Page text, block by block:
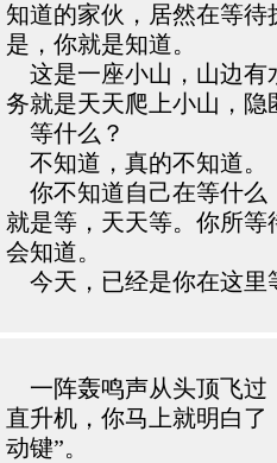
知道的家伙，居然在等待
是，你就是知道。
这是一座小山，山边有
务就是天天爬上小山，
等什么？
不知道，真的不知道。
你不知道自己在等什么
就是等，天天等。你所
会知道。
今天，已经是你在这里
一阵轰鸣声从头顶飞过
直升机，你马上就明白了
动键”。